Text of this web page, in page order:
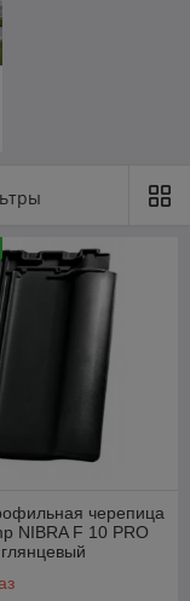
черепица
NIBRA F 10 PRO